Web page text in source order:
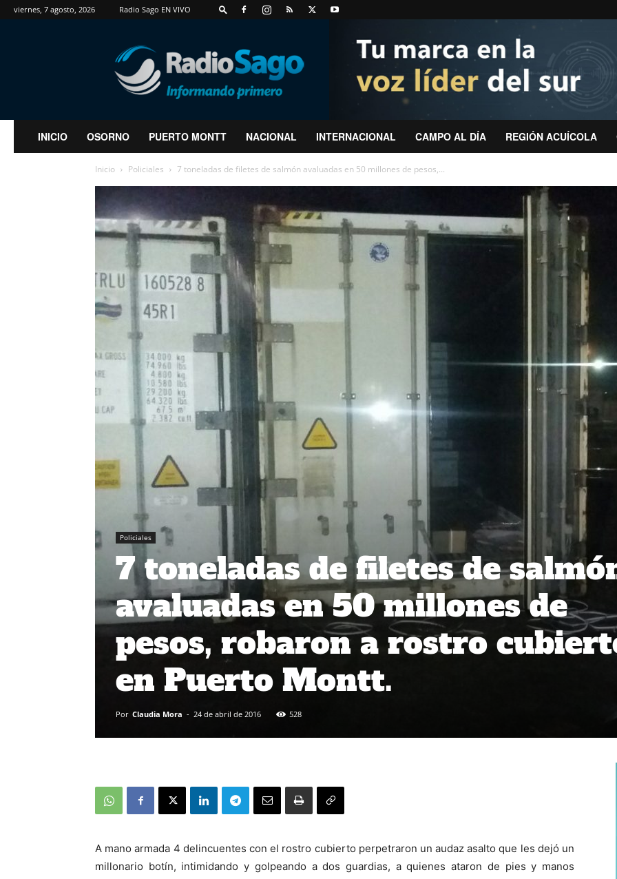
viernes, 7 agosto, 2026 Radio Sago EN VIVO
RadioSago
INICIO OSORNO PUERTO MONTT NACIONAL INTERNACIONAL CAMPO AL DÍA REGIÓN ACUÍCOLA
Inicio Policiales 7 toneladas de filetes de salmón avaluadas en 50 millones de pesos,...
Policiales
7 toneladas de filetes de
avaluadas en 50 millones de
pesos, robaron a rostro
en Puerto Montt.
Por Claudia Mora - 24 de abril de 2016 528
A mano armada 4 delincuentes con el rostro cubierto perpetraron un audaz asalto que les dejó un
millonario botín, intimidando y golpeando a dos guardias, a quienes ataron de pies y manos